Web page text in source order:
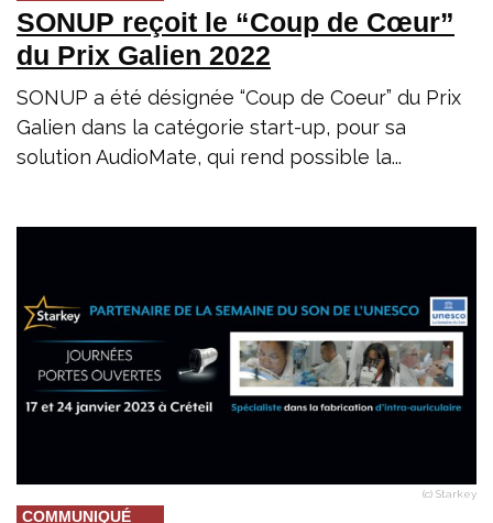
SONUP reçoit le “Coup de Cœur”
du Prix Galien 2022
SONUP a été désignée “Coup de Coeur” du Prix
Galien dans la catégorie start-up, pour sa
solution AudioMate, qui rend possible la...
(c) Starkey
COMMUNIQUÉ